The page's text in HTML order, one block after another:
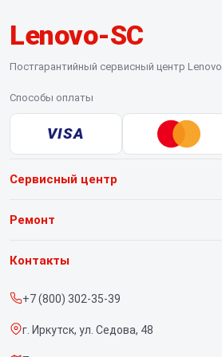
Lenovo-SC
Постгарантийный сервисный центр Lenovo
Способы оплаты
VISA
Сервисный центр
О нашем сервисе
Срочный ремонт
Доставка и способы оплаты
Ремонт
Ноутбуков
Контакты
+7 (800) 302-35-39
г. Иркутск, ул. Седова, 48